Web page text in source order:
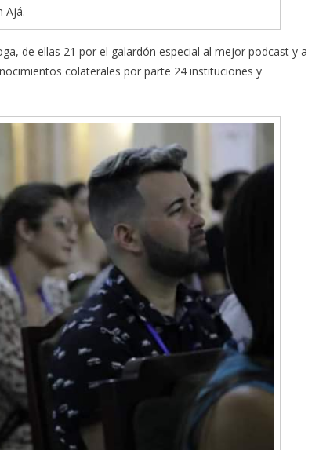
Ajá.
de ellas 21 por el galardón especial al mejor podcast y a
colaterales por parte 24 instituciones y